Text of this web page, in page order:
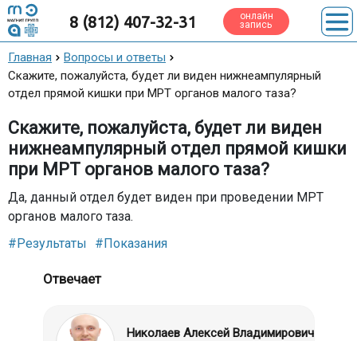
8 (812) 407-32-31 онлайн
запись
Главная
Вопросы и ответы
Скажите, пожалуйста, будет ли виден нижнеампулярный
отдел прямой кишки при МРТ органов малого таза?
Скажите, пожалуйста, будет ли виден
нижнеампулярный отдел прямой кишки
при МРТ органов малого таза?
Да, данный отдел будет виден при проведении МРТ
органов малого таза.
#Результаты
#Показания
Отвечает
Николаев Алексей Владимирович